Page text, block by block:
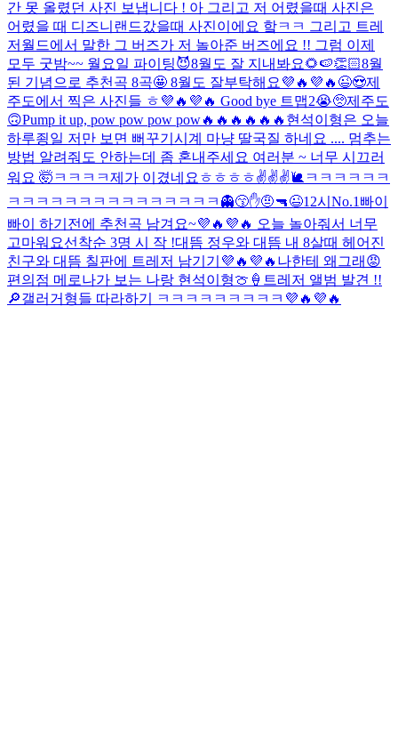
간 못 올렸던 사진 보냅니다 ! 아 그리고 저 어렸을때 사진은
어렸을 때 디즈니랜드갔을때 사진이에요 핰ㅋㅋ 그리고 트레
저월드에서 말한 그 버즈가 저 놀아준 버즈에요 !! 그럼 이제
모두 굿밤~~ 월요일 파이팅😈8월도 잘 지내봐요🌻🍉👏🏻8월
된 기념으로 추천곡 8곡🤩 8월도 잘부탁해요💜🔥💜🔥😉😍제
주도에서 찍은 사진들 ㅎ💜🔥💜🔥 Good bye 트맵2😭🥺제주도
🙃Pump it up, pow pow pow pow🔥🔥🔥🔥🔥🔥 현석이형은 오늘
하루죙일 저만 보면 뻐꾸기시계 마냥 딸국질 하네요 .... 멈추는
방법 알려줘도 안하는데 좀 혼내주세요 여러분 ~ 너무 시끄러
워요 🤯 ㅋㅋㅋㅋ제가 이겼네요ㅎㅎㅎㅎ✌️✌️✌️🐌 ㅋㅋㅋㅋㅋㅋ
ㅋㅋㅋㅋㅋㅋㅋㅋㅋㅋㅋㅋㅋㅋㅋ 👻😙✋🤨🔫😉12시 No.1 빠이
빠이 하기전에 추천곡 남겨요~💜🔥💜🔥 오늘 놀아줘서 너무
고마워요선착순 3명 시 작 !대뜸 정우와 대뜸 내 8살때 헤어진
친구와 대뜸 칠판에 트레저 남기기💜🔥💜🔥 나한테 왜그래😡
편의점 메로나가 보는 나랑 현석이형🍈🍦 트레저 앨범 발견 !!
🔎갤러거형들 따라하기 ㅋㅋㅋㅋㅋㅋㅋㅋㅋ💜🔥💜🔥